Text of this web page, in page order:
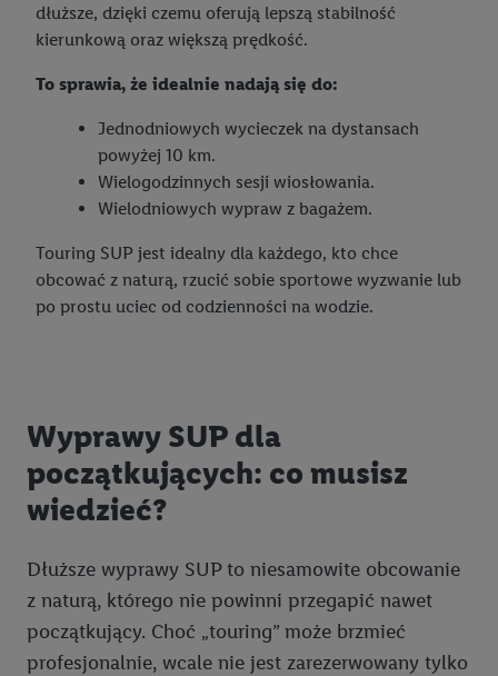
dłuższe, dzięki czemu oferują lepszą stabilność
kierunkową oraz większą prędkość.
To sprawia, że idealnie nadają się do:
Jednodniowych wycieczek na dystansach
powyżej 10 km.
Wielogodzinnych sesji wiosłowania.
Wielodniowych wypraw z bagażem.
Touring SUP jest idealny dla każdego, kto chce
obcować z naturą, rzucić sobie sportowe wyzwanie lub
po prostu uciec od codzienności na wodzie.
Wyprawy SUP dla
początkujących: co musisz
wiedzieć?
Dłuższe wyprawy SUP to niesamowite obcowanie
z naturą, którego nie powinni przegapić nawet
początkujący. Choć „touring” może brzmieć
profesjonalnie, wcale nie jest zarezerwowany tylko